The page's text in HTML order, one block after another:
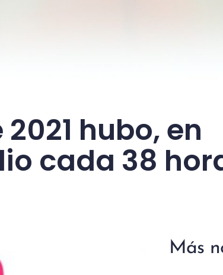
2021 hubo, en
cada 38
Más